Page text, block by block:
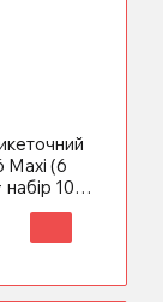
Maxi (6
10
валик